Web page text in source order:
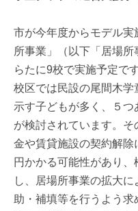
市が今年度からモデル
所事業」（以下「居場
らたに9校で実施予定で
校区では民設の尾間木
示す子どもが多く、５つ
が検討されています。
金や賃貸施設の契約解
円かかる可能性があり
し、居場所事業の拡大
助・補填等を行うよう